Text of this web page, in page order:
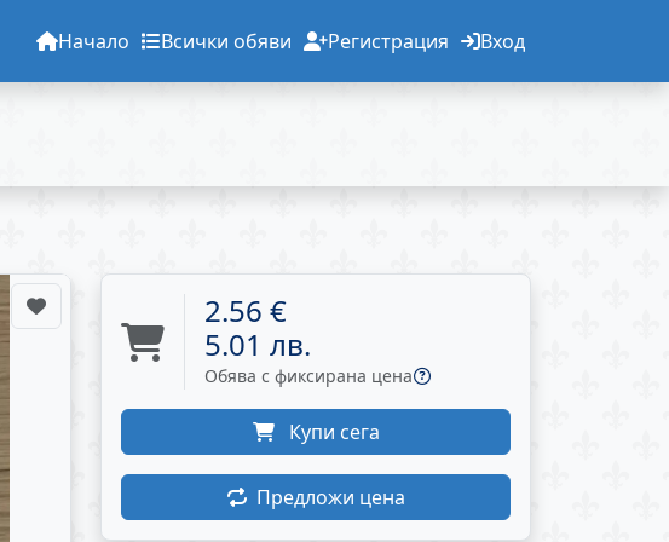
Начало Всички обяви Регистрация Вход
2.56 €
5.01 лв.
Обява с фиксирана цена
Купи сега
Предложи цена